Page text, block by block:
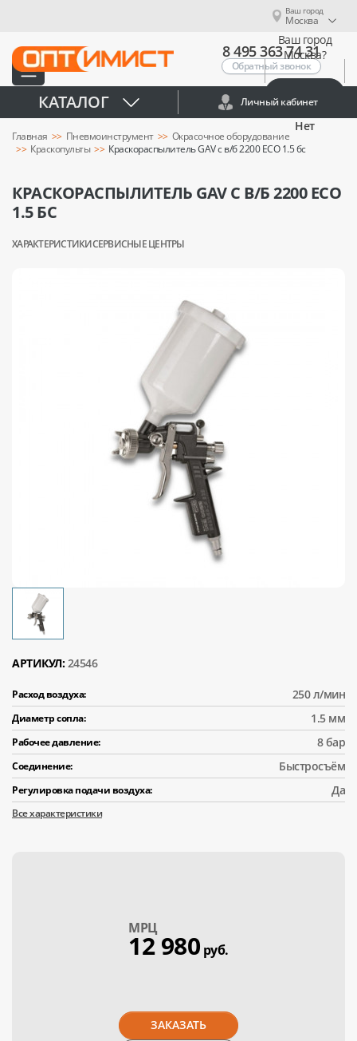
Ваш город
Москва
Ваш город
Москва?
Нет
8 495 363 74 31
Обратный звонок
КАТАЛОГ Личный кабинет
Главная Пневмоинструмент
Окрасочное оборудование
Краскопульты
Краскораспылитель GAV с в/б 2200 ECO 1.5 бс
КРАСКОРАСПЫЛИТЕЛЬ GAV С В/Б 2200 ECO
1.5 БС
ХАРАКТЕРИСТИКИСЕРВИСНЫЕ ЦЕНТРЫ
АРТИКУЛ: 24546
Расход воздуха: 250 л/мин
Диаметр сопла: 1.5 мм
Рабочее давление: 8 бар
Соединение: Быстросъём
Регулировка подачи воздуха: Да
Все характеристики
МPЦ
12 980 руб.
ЗАКАЗАТЬ